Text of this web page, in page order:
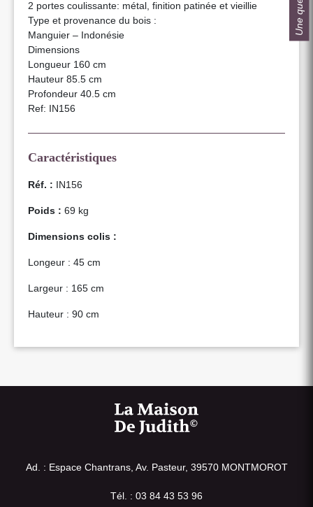
2 portes coulissante: métal, finition patinée et vieillie
Type et provenance du bois :
Manguier – Indonésie
Dimensions
Longueur 160 cm
Hauteur 85.5 cm
Profondeur 40.5 cm
Ref: IN156
Caractéristiques
Réf. : IN156
Poids : 69 kg
Dimensions colis :
Longeur : 45 cm
Largeur : 165 cm
Hauteur : 90 cm
Ad. : Espace Chantrans, Av. Pasteur, 39570 MONTMOROT
Tél. : 03 84 43 53 96